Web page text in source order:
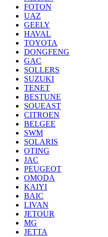
FOTON
UAZ
GEELY
HAVAL
TOYOTA
DONGFENG
GAC
SOLLERS
SUZUKI
TENET
BESTUNE
SOUEAST
CITROEN
BELGEE
SWM
SOLARIS
OTING
JAC
PEUGEOT
OMODA
KAIYI
BAIC
LIVAN
JETOUR
MG
JETTA